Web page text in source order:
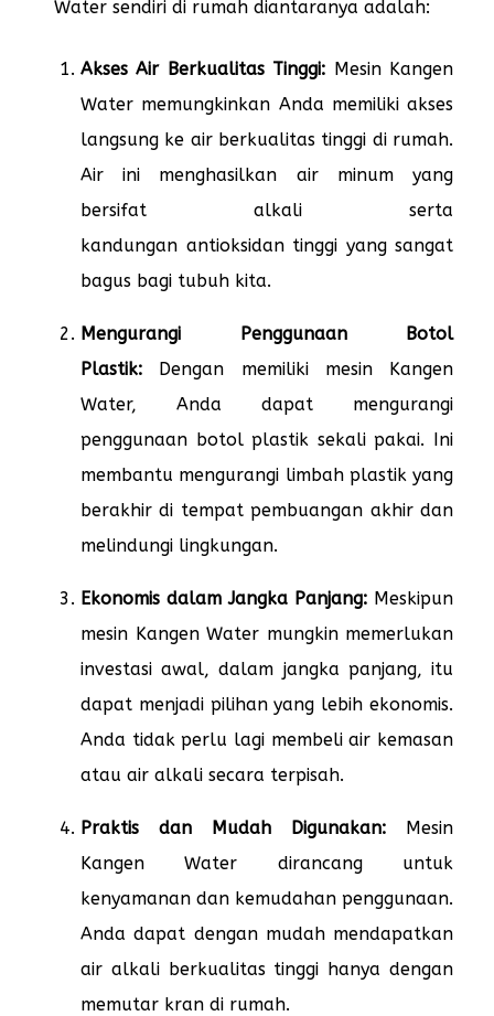
Water sendiri di rumah diantaranya adalah:
Akses Air Berkualitas Tinggi: Mesin Kangen
Water memungkinkan Anda memiliki akses
langsung ke air berkualitas tinggi di rumah.
Air ini menghasilkan air minum yang
bersifat alkali serta
kandungan antioksidan tinggi yang sangat
bagus bagi tubuh kita.
Mengurangi Penggunaan Botol
Plastik: Dengan memiliki mesin Kangen
Water, Anda dapat mengurangi
penggunaan botol plastik sekali pakai. Ini
membantu mengurangi limbah plastik yang
berakhir di tempat pembuangan akhir dan
melindungi lingkungan.
Ekonomis dalam Jangka Panjang: Meskipun
mesin Kangen Water mungkin memerlukan
investasi awal, dalam jangka panjang, itu
dapat menjadi pilihan yang lebih ekonomis.
Anda tidak perlu lagi membeli air kemasan
atau air alkali secara terpisah.
Praktis dan Mudah Digunakan: Mesin
Kangen Water dirancang untuk
kenyamanan dan kemudahan penggunaan.
Anda dapat dengan mudah mendapatkan
air alkali berkualitas tinggi hanya dengan
memutar kran di rumah.